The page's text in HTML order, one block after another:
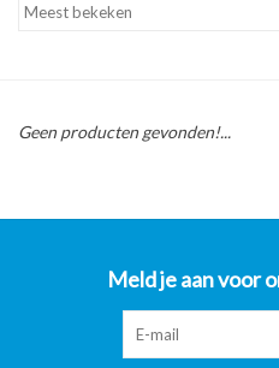
Onderdelen bakwanden
Over ons
Geen producten gevonden!...
Meld je aan voor